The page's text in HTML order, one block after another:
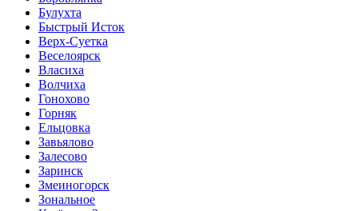
Булухта
Быстрый Исток
Верх-Суетка
Веселоярск
Власиха
Волчиха
Гонохово
Горняк
Ельцовка
Завьялово
Залесово
Заринск
Змеиногорск
Зональное